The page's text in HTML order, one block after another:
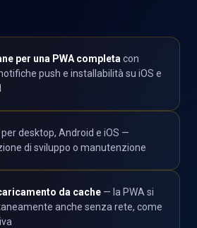
per una PWA completa con
push e installabilità su iOS e
per desktop, Android e iOS —
di sviluppo o manutenzione
da cache — la PWA si
anche senza rete, come